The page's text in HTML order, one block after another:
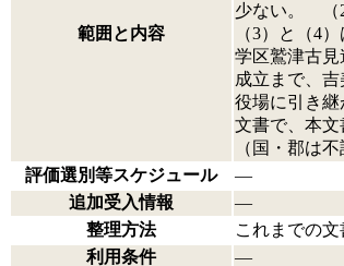
範囲と内容
少ない。 （2
（3）と（4
学区鷲津古
成立まで、
役場に引き
文書で、本
（国・郡は
評価選別等スケジュール
―
追加受入情報
―
整理方法
これまでの
利用条件
―